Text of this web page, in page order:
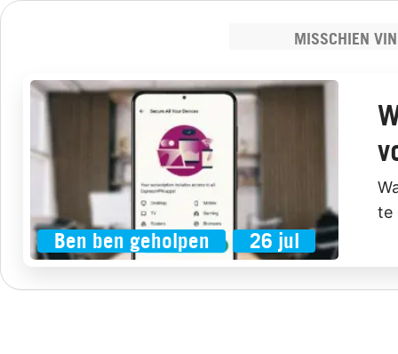
MISSCHIEN
Ben ben geholpen 26 jul
te